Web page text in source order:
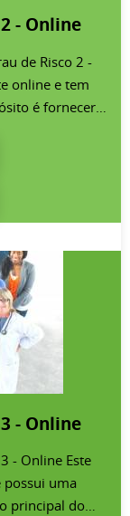
- Online
de Risco 2 -
online e tem
é fornecer
com as
do curso é
de atividades
acidentes e
de trabalho e
Grau de
projetado
se
é
de risco 1 e 4.
curso seja
- Online
- Online Este
uma
principal do